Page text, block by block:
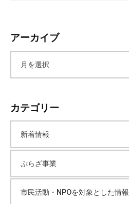
アーカイブ
カ
イ
ブ
カテゴリー
新着情報
ぷらざ事業
市民活動・NPOを対象とした情報